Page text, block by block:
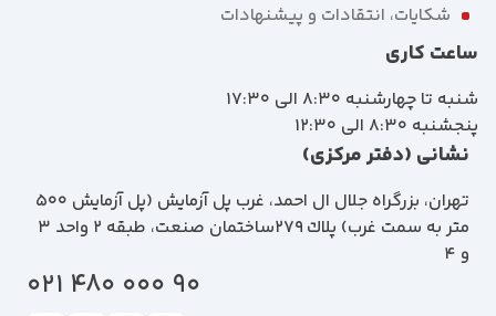
شکایات، انتقادات و پیشنهادات
ساعت کاری
شنبه تا چهارشنبه 8:30 الی 17:30
پنجشنبه 8:30 الی 12:30
نشانی (دفتر مرکزی)
تهران، بزرگراه جلال ال احمد، غرب پل آزمايش (پل آزمايش ٥٠٠
متر به سمت غرب) پلاك 279ساختمان صنعت، طبقه 2 واحد 3
و 4
90 000 480 021